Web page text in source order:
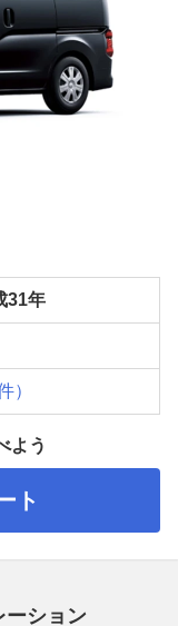
31年
）
よう
ト
ーション